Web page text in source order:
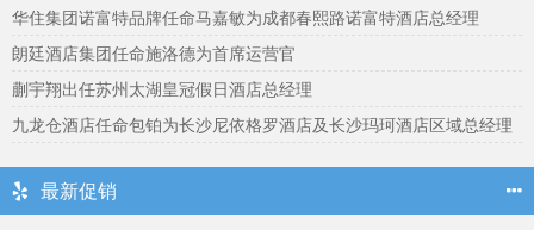
华住集团诺富特品牌任命马嘉敏为成都春熙路诺富特酒店总经理
朗廷酒店集团任命施洛德为首席运营官
蒯宇翔出任苏州太湖皇冠假日酒店总经理
九龙仓酒店任命包铂为长沙尼依格罗酒店及长沙玛珂酒店区域总经理
最新促销